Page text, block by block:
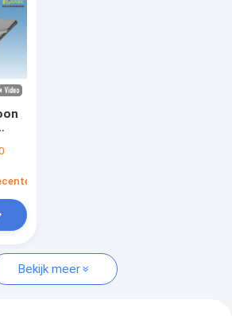
afbaarden
stijl
Prijs
Bekijk meer